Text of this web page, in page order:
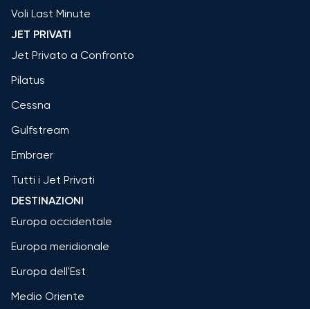
Voli Last Minute
JET PRIVATI
Jet Privato a Confronto
Pilatus
Cessna
Gulfstream
Embraer
Tutti i Jet Privati
DESTINAZIONI
Europa occidentale
Europa meridionale
Europa dell'Est
Medio Oriente